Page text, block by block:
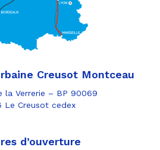
Creusot Montceau
la Verrerie – BP 90069
Le Creusot cedex
d’ouverture